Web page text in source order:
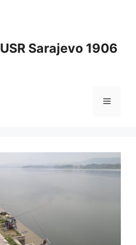
USR Sarajevo 1906